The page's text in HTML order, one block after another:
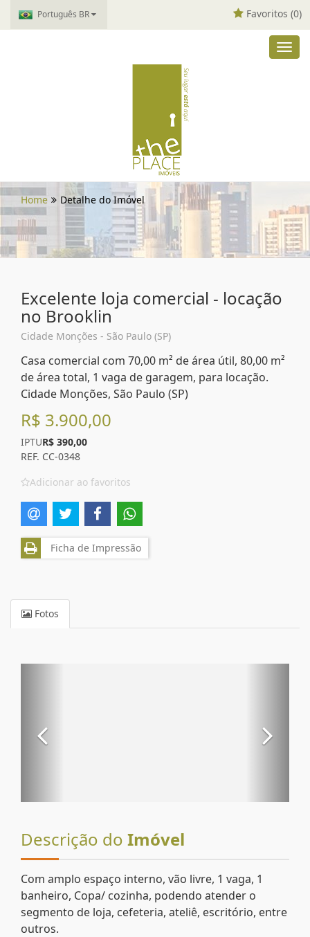
Português BR Favoritos (0)
Home Detalhe do Imóvel
Excelente loja comercial - locação
no Brooklin
Cidade Monções - São Paulo (SP)
Casa comercial com 70,00 m² de área útil, 80,00 m²
de área total, 1 vaga de garagem, para locação.
Cidade Monções, São Paulo (SP)
R$ 3.900,00
IPTUR$ 390,00
REF. CC-0348
Adicionar ao favoritos
Ficha de Impressão
Fotos
Descrição do Imóvel
Com amplo espaço interno, vão livre, 1 vaga, 1
banheiro, Copa/ cozinha, podendo atender o
segmento de loja, cefeteria, ateliê, escritório, entre
outros.